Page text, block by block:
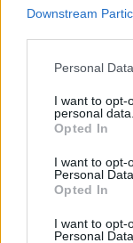
Downstream
Please note that
not limited to
grant or deny
use your data for
consent section.
Personal
I want to opt-
personal data.
Opted In
I want to opt-
Personal Data.
Opted In
I want to opt-
Personal